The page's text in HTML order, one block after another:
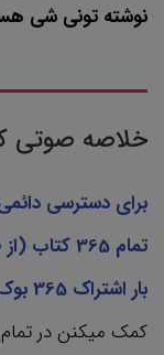
نوشته تونی شی
خلاصه صوتی
برای دسترسی
تمام 365
بار اشتراک 365 بوک رو دریافت کنید
کمک میکنن در